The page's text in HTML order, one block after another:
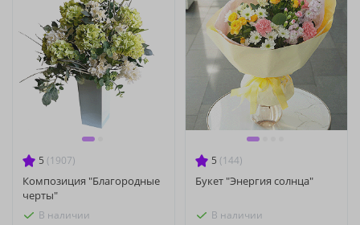
5 (1907)
Композиция "Благородные
черты"
В наличии
5 (144)
Букет "Энергия солнца"
В наличии